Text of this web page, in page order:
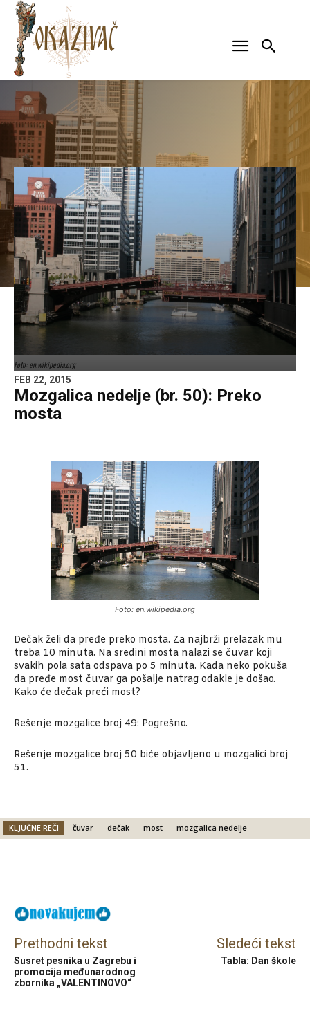
Foto: en.wikipedia.org
FEB 22, 2015
Mozgalica nedelje (br. 50): Preko
mosta
Foto: en.wikipedia.org
Dečak želi da pređe preko mosta. Za najbrži prelazak mu
treba 10 minuta. Na sredini mosta nalazi se čuvar koji
svakih pola sata odspava po 5 minuta. Kada neko pokuša
da pređe most čuvar ga pošalje natrag odakle je došao.
Kako će dečak preći most?
Rešenje mozgalice broj 49: Pogrešno.
Rešenje mozgalice broj 50 biće objavljeno u mozgalici broj
51.
KLJUČNE REČI čuvar dečak most mozgalica nedelje
Prethodni tekst
Susret pesnika u Zagrebu i
promocija međunarodnog
zbornika „VALENTINOVO“
Sledeći tekst
Tabla: Dan škole